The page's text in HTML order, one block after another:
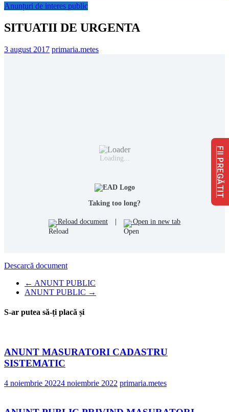
Anunțuri de interes public
SITUATII DE URGENTA
3 august 2017 primaria.metes
Loading...
Taking too long?
Reload document Open in new tab
Descarcă document
← ANUNT PUBLIC
ANUNT PUBLIC →
S-ar putea să-ți placă și
ANUNT MASURATORI CADASTRU
SISTEMATIC
4 noiembrie 20224 noiembrie 2022 primaria.metes
FII PREGĂTIT